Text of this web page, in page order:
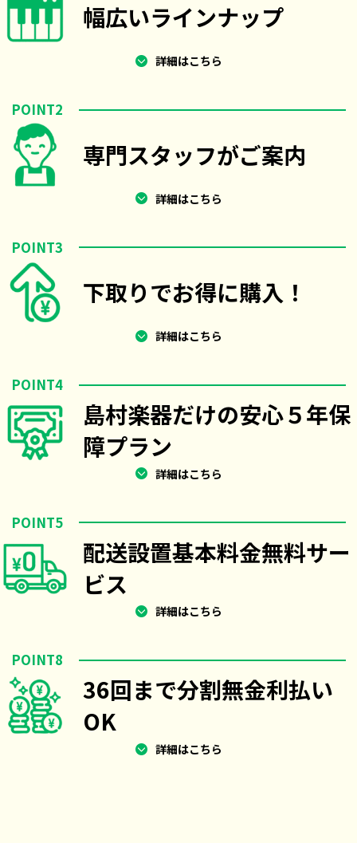
幅広いラインナップ
詳細はこちら
POINT2
専門スタッフがご案内
詳細はこちら
POINT3
下取りでお得に購入！
詳細はこちら
POINT4
島村楽器だけの安心５年保
障プラン
詳細はこちら
POINT5
配送設置基本料金無料サー
ビス
詳細はこちら
POINT8
36回まで分割無金利払い
OK
詳細はこちら